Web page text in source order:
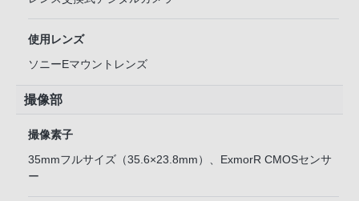
使用レンズ
ソニーEマウントレンズ
撮像部
撮像素子
35mmフルサイズ（35.6×23.8mm）、ExmorR CMOSセンサ
ー